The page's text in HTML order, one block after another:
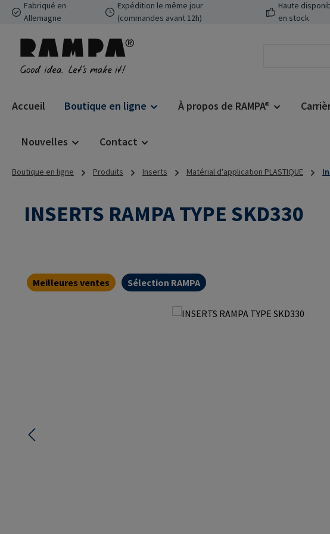
au contenu principal
Passer à la recherche
Passer à la navigation principale
Fabriqué en
Allemagne
Expédition le même jour
(commandes avant 12h)
Haute
en stock
Accueil Boutique en ligne À propos de RAMPA®
Nouvelles Contact
Boutique en ligne Produits Inserts Matérial d'application PLASTIQUE
INSERTS RAMPA TYPE SKD330
Meilleures ventes Sélection RAMPA